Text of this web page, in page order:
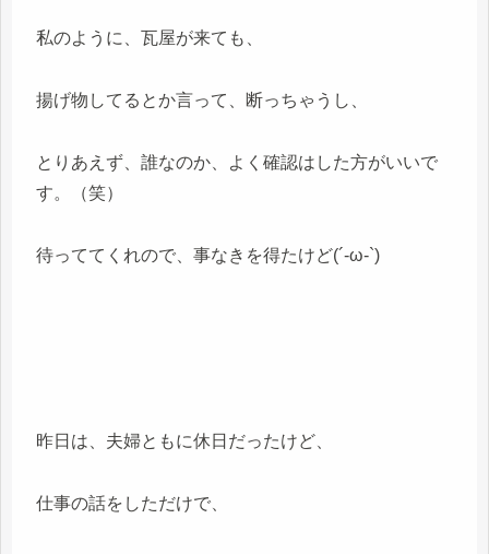
私のように、瓦屋が来ても、
揚げ物してるとか言って、断っちゃうし、
とりあえず、誰なのか、よく確認はした方がいいで
す。（笑）
待っててくれので、事なきを得たけど(´-ω-`)
昨日は、夫婦ともに休日だったけど、
仕事の話をしただけで、